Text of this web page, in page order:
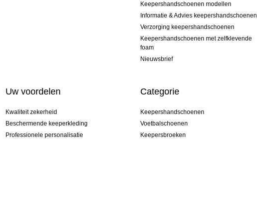
Keepershandschoenen modellen
Informatie & Advies keepershandschoenen
Verzorging keepershandschoenen
Keepershandschoenen met zelfklevende
foam
Nieuwsbrief
Uw voordelen
Kwaliteit zekerheid
Beschermende keeperkleding
Professionele personalisatie
Categorie
Keepershandschoenen
Voetbalschoenen
Keepersbroeken